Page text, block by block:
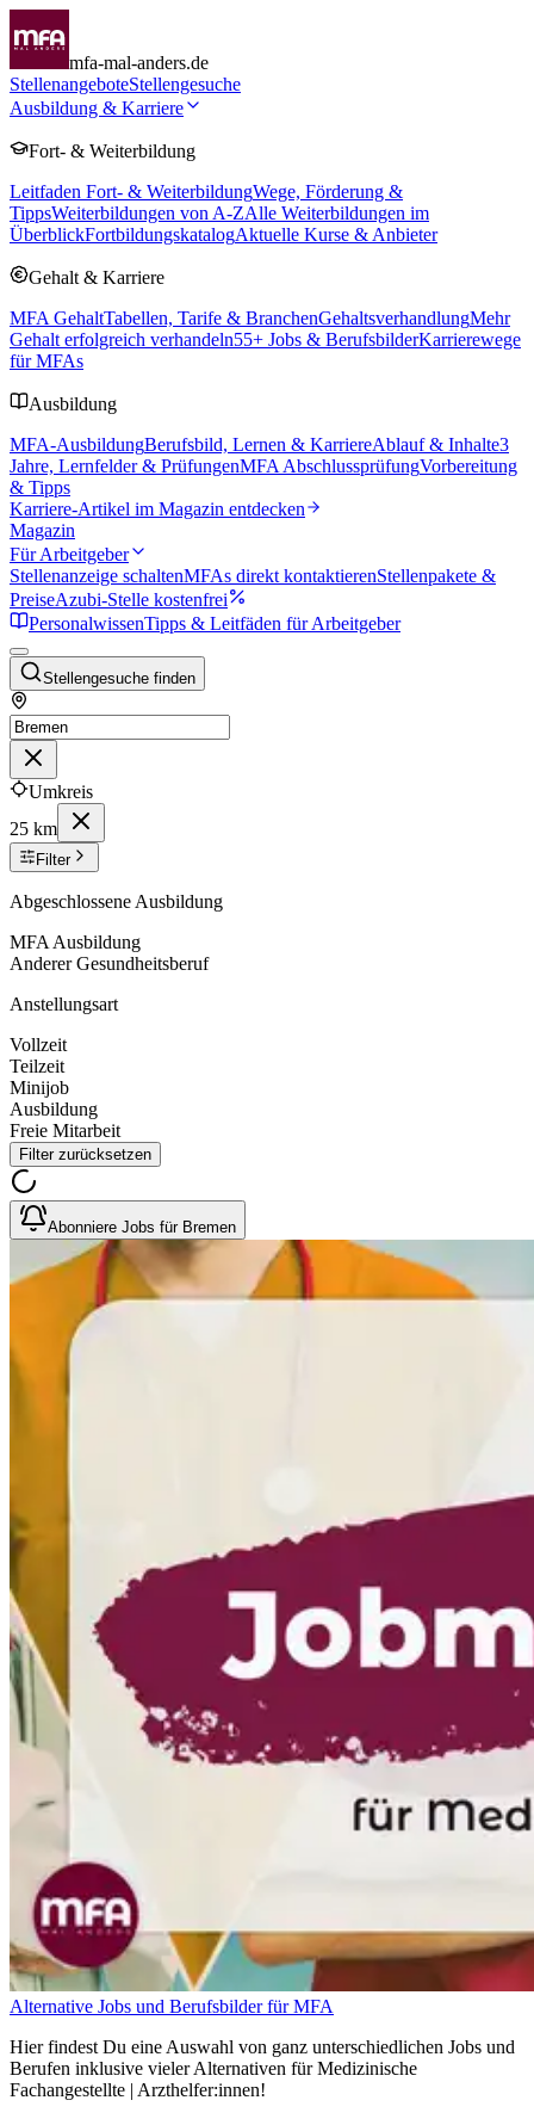
mfa-mal-anders.de
StellenangeboteStellengesuche
Ausbildung & Karriere
Fort- & Weiterbildung
Leitfaden Fort- & WeiterbildungWege, Förderung &
TippsWeiterbildungen von A-ZAlle Weiterbildungen im
ÜberblickFortbildungskatalogAktuelle Kurse & Anbieter
Gehalt & Karriere
MFA GehaltTabellen, Tarife & BranchenGehaltsverhandlungMehr
Gehalt erfolgreich verhandeln55+ Jobs & BerufsbilderKarrierewege
für MFAs
Ausbildung
MFA-AusbildungBerufsbild, Lernen & KarriereAblauf & Inhalte3
Jahre, Lernfelder & PrüfungenMFA AbschlussprüfungVorbereitung
& Tipps
Karriere-Artikel im Magazin entdecken
Magazin
Für Arbeitgeber
Stellenanzeige schaltenMFAs direkt kontaktierenStellenpakete &
PreiseAzubi-Stelle kostenfrei
PersonalwissenTipps & Leitfäden für Arbeitgeber
Stellengesuche finden
Umkreis
25 km
Filter
Abgeschlossene Ausbildung
MFA Ausbildung
Anderer Gesundheitsberuf
Anstellungsart
Vollzeit
Teilzeit
Minijob
Ausbildung
Freie Mitarbeit
Filter zurücksetzen
Abonniere Jobs für Bremen
Alternative Jobs und Berufsbilder für MFA
Hier findest Du eine Auswahl von ganz unterschiedlichen Jobs und
Berufen inklusive vieler Alternativen für Medizinische
Fachangestellte | Arzthelfer:innen!